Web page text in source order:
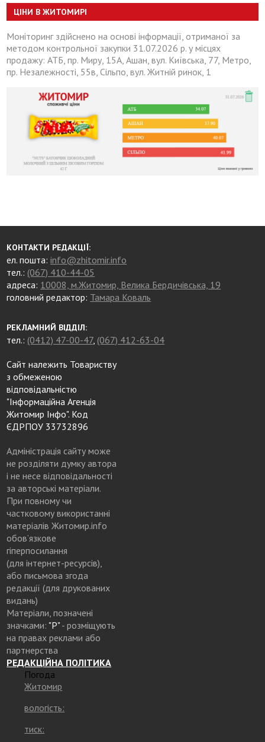
ЦІНИ В ЖИТОМИРІ
Моніторинг здійснено на основі інформації, отриманої за
методом контрольної закупки 31.07.2026 р. у місцях
продажу: АТБ, пр. Миру, 15А, Ашан, вул. Київська, 77, Метро,
пр. Незалежності, 55в, Сільпо, вул. Житній ринок, 1
КОНТАКТИ РЕДАКЦІЇ:
ел. пошта:info@zhitomir.info
тел.: (067) 410-44-05
адреса: 10008, м.Житомир, Велика Бердичівська, 19
головний редактор: Тамара Коваль
РЕКЛАМНИЙ ВІДДІЛ:
тел.: (0412) 47-00-47, (067) 412-63-04
Сайт належить Товариству
з обмеженою
відповідальністю
"Інформаційна Агенція
Житомир Інфо". Код
ЄДРПОУ 33732896
Адміністрація сайту може
не розділяти думку автора
і не несе відповідальності
за авторські матеріали.
При повному чи
частковому використанні
матеріалів Житомир.info
обов’язкове
гіперпосилання
(для інтернет-ресурсів),
або письмова згода
редакції (для друкованих
видань)
Матеріали, позначені
значками: "Р"- розміщують
на правах реклами або
партнерства
РЕДАКЦІЙНА ПОЛІТИКА
Погода
Житомир
вологість:
тиск: